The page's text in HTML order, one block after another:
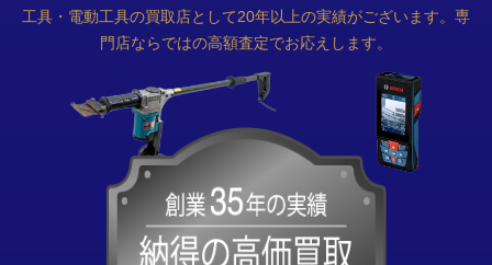
工具・電動工具の買取店として20年以上の実績がございます。専
門店ならではの高額査定でお応えします。